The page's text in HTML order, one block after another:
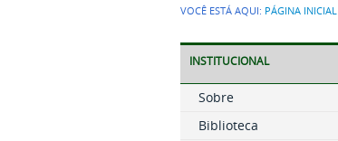
VOCÊ ESTÁ AQUI: PÁGINA INICIAL
INSTITUCIONAL
Sobre
Biblioteca